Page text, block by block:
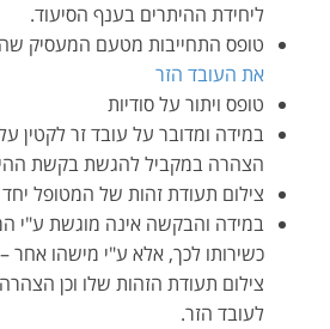
ליחידת ההיתרים בענף הסיעוד.
טופס התחייבות מטעם המעסיק
את העובד הזר
טופס ויתור על סודיות
במידה ומדובר על עובד זר לקטין
הצהרה במקביל להגשת בקשת
צילום תעודת זהות של המטופל
במידה והבקשה אינה מוגשת ע"י
כשירותו לכך, אלא ע"י מישהו אחר
צילום תעודת הזהות שלו וכן
לעובד הזר.